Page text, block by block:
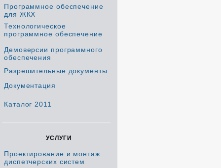
Программное обеспечение
для ЖКХ
Технологическое
программное обеспечение
Демоверсии программного
обеспечения
Разрешительные документы
Документация
Каталог 2011
УСЛУГИ
Проектирование и монтаж
диспетчерских систем